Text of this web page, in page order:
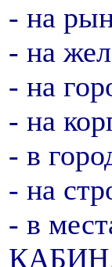
- на
- на
- на
- на
- в
- на
- в